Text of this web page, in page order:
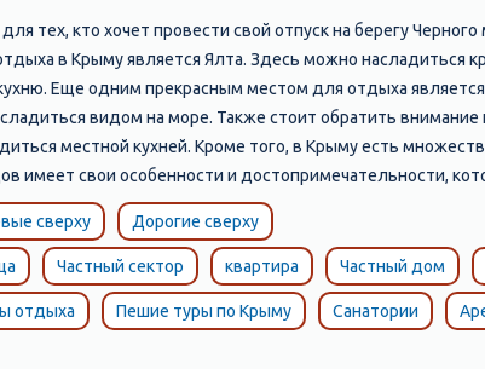
тех, кто хочет провести свой отпуск на берегу Черного
в Крыму является Ялта. Здесь можно насладиться
Еще одним прекрасным местом для отдыха
видом на море. Также стоит обратить
местной кухней. Кроме того, в Крыму есть
имеет свои особенности и достопримечательности,
сверху Дорогие сверху
Частный сектор квартира Частный дом
отдыха Пешие туры по Крыму Санатории